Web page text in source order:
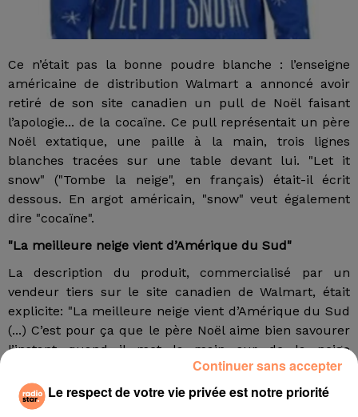
Ce n’était pas la bonne poudre blanche : l’enseigne
américaine de distribution Walmart a annoncé avoir
retiré de son site canadien un pull de Noël faisant
l’apologie... de la cocaïne. Ce pull représentait un père
Noël extatique, une paille à la main, trois lignes
blanches tracées sur une table devant lui. "Let it
snow" ("Tombe la neige", en français) était-il écrit
dessous. En argot américain, "snow" veut également
dire "cocaïne".
"La meilleure neige vient d’Amérique du Sud"
La description du produit, commercialisé par un
vendeur tiers sur le site canadien de Walmart, était
explicite: "La meilleure neige vient d’Amérique du Sud
(...) C’est pour ça que le père Noël aime bien savourer
l’instant quand il met la main sur de la neige
colombienne de très bonne qualité".
Une porte-parole de Walmart a confirmé mardi que
Le respect de votre vie privée est notre priorité
Continuer sans accepter